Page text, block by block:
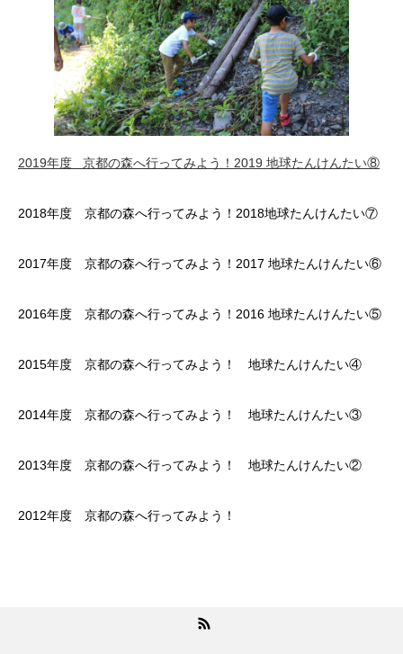
2019年度 京都の森へ行ってみよう！2019 地球たんけんたい⑧
2018年度 京都の森へ行ってみよう！2018地球たんけんたい⑦
2017年度 京都の森へ行ってみよう！2017 地球たんけんたい⑥
2016年度 京都の森へ行ってみよう！2016 地球たんけんたい⑤
2015年度 京都の森へ行ってみよう！ 地球たんけんたい④
2014年度 京都の森へ行ってみよう！ 地球たんけんたい③
2013年度 京都の森へ行ってみよう！ 地球たんけんたい②
2012年度 京都の森へ行ってみよう！